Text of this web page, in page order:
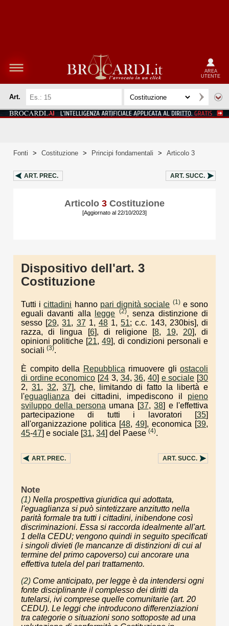
AREA
UTENTE
Art.
Fonti > Costituzione > Principi fondamentali > Articolo 3
ART. PREC. ART. SUCC.
Articolo 3 Costituzione
[Aggiornato al 22/10/2023]
Dispositivo dell'art. 3
Costituzione
Tutti icittadini hanno pari dignità sociale (1)e sono
eguali davanti alla
legge (2), senza distinzione di
sesso [29,31, 37 1, 481,51; c.c. 143, 230bis], di
razza, di lingua [6], di religione [8, 19, 20], di
opinioni politiche [21,49], di condizioni personali e
sociali (3).
È compito della Repubblica rimuovere gli ostacoli
di ordine economico [24 3, 34,36, 40] e sociale [30
2, 31, 32, 37], che, limitando di fatto la libertà e
l'eguaglianza dei cittadini, impediscono il pieno
sviluppo della persona umana [37,38] e l'effettiva
partecipazione di tutti i lavoratori [35]
all'organizzazione politica [48, 49], economica [39,
45-47] e sociale [31, 34] del Paese (4).
ART. PREC. ART. SUCC.
Note
(1) Nella prospettiva giuridica qui adottata,
l'eguaglianza si può sintetizzare anzitutto nella
parità formale tra tutti i cittadini, inibendone così
discriminazioni. Essa si raccorda idealmente all'art.
1 della CEDU; vengono quindi in seguito specificati
i singoli divieti (le mancanze di distinzioni di cui al
termine del primo capoverso) cui ancorare una
effettiva tutela del pari trattamento.
(2) Come anticipato, per legge è da intendersi ogni
fonte disciplinante il complesso dei diritti da
tutelarsi, ivi comprese quelle comunitarie (art. 20
CEDU). Le leggi che introducono differenziazioni
tra categorie o situazioni sono sottoposte ad una